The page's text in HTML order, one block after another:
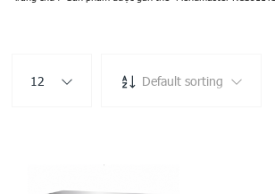
12 Default sorting